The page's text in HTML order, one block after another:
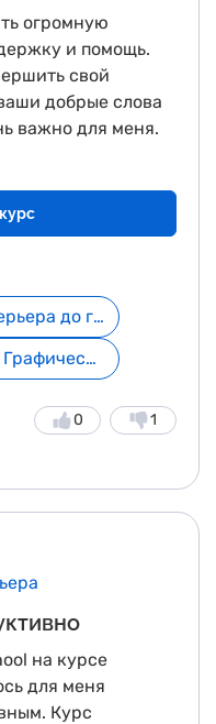
огромную
и помощь.
свой
добрые слова
важно для меня.
Дизайн среды: от интерьера до города + курс в подарок
Adobe Illustrator: Курс Графический дизайн
1
0
на курсе
для меня
Курс